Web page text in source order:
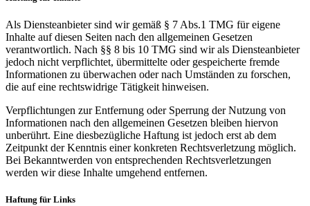
Als Diensteanbieter sind wir gemäß § 7 Abs.1 TMG für eigene
Inhalte auf diesen Seiten nach den allgemeinen Gesetzen
verantwortlich. Nach §§ 8 bis 10 TMG sind wir als Diensteanbieter
jedoch nicht verpflichtet, übermittelte oder gespeicherte fremde
Informationen zu überwachen oder nach Umständen zu forschen,
die auf eine rechtswidrige Tätigkeit hinweisen.
Verpflichtungen zur Entfernung oder Sperrung der Nutzung von
Informationen nach den allgemeinen Gesetzen bleiben hiervon
unberührt. Eine diesbezügliche Haftung ist jedoch erst ab dem
Zeitpunkt der Kenntnis einer konkreten Rechtsverletzung möglich.
Bei Bekanntwerden von entsprechenden Rechtsverletzungen
werden wir diese Inhalte umgehend entfernen.
Haftung für Links